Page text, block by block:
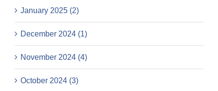
January 2025 (2)
December 2024 (1)
November 2024 (4)
October 2024 (3)